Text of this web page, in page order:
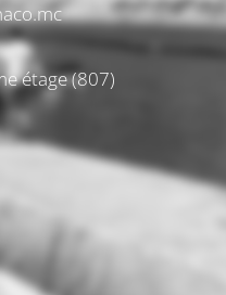
étage (807)